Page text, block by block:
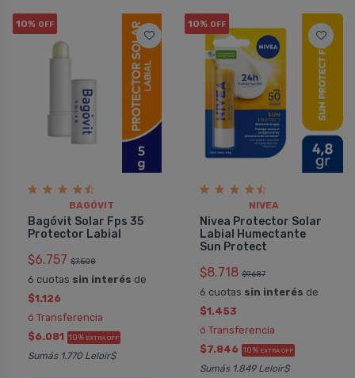
10% OFF
BAGÓVIT
Bagóvit Solar Fps 35
Protector Labial
$6.757 $7.508
6 cuotas sin interés de
$1.126
ó Transferencia
$6.081 10% EXTRA OFF
Sumás 1.770 Leloir$
10% OFF
NIVEA
Nivea Protector Solar
Labial Humectante
Sun Protect
$8.718 $9.687
6 cuotas sin interés de
$1.453
ó Transferencia
$7.846 10% EXTRA OFF
Sumás 1.849 Leloir$